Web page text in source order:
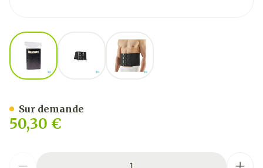
View larger imageView larger imageView larger image
50,30 €
Sur demande